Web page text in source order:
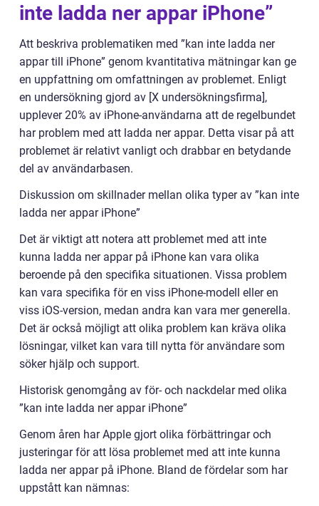
inte ladda ner appar iPhone”
Att beskriva problematiken med ”kan inte ladda ner
appar till iPhone” genom kvantitativa mätningar kan ge
en uppfattning om omfattningen av problemet. Enligt
en undersökning gjord av [X undersökningsfirma],
upplever 20% av iPhone-användarna att de regelbundet
har problem med att ladda ner appar. Detta visar på att
problemet är relativt vanligt och drabbar en betydande
del av användarbasen.
Diskussion om skillnader mellan olika typer av ”kan inte
ladda ner appar iPhone”
Det är viktigt att notera att problemet med att inte
kunna ladda ner appar på iPhone kan vara olika
beroende på den specifika situationen. Vissa problem
kan vara specifika för en viss iPhone-modell eller en
viss iOS-version, medan andra kan vara mer generella.
Det är också möjligt att olika problem kan kräva olika
lösningar, vilket kan vara till nytta för användare som
söker hjälp och support.
Historisk genomgång av för- och nackdelar med olika
”kan inte ladda ner appar iPhone”
Genom åren har Apple gjort olika förbättringar och
justeringar för att lösa problemet med att inte kunna
ladda ner appar på iPhone. Bland de fördelar som har
uppstått kan nämnas: